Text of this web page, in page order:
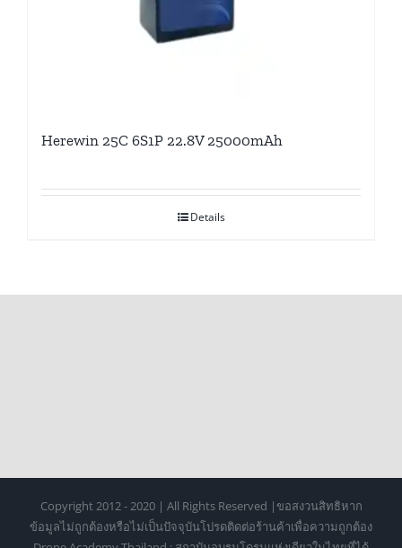
Herewin 25C 6S1P 22.8V 25000mAh
Details
Copyright 2012 - 2020 | All Rights Reserved |ขอสงวนสิทธิหาก
ข้อมูลไม่ถูกต้องหรือไม่เป็นปัจจุบันโปรดติดต่อร้านค้าเพื่อความถูกต้อง